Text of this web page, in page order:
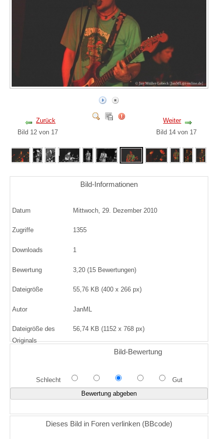
Zurück
Bild 12 von 17
Weiter
Bild 14 von 17
Bild-Informationen
Datum Mittwoch, 29. Dezember 2010
Zugriffe 1355
Downloads 1
Bewertung 3,20 (15 Bewertungen)
Dateigröße 55,76 KB (400 x 266 px)
Autor JanML
Dateigröße des
Originals
56,74 KB (1152 x 768 px)
Bild-Bewertung
Schlecht Gut
Dieses Bild in Foren verlinken (BBcode)